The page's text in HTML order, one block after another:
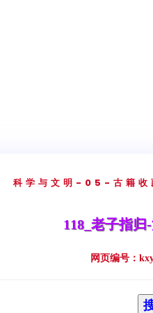
科学与文明 -05-古籍收
118_老子指归
网页编号：